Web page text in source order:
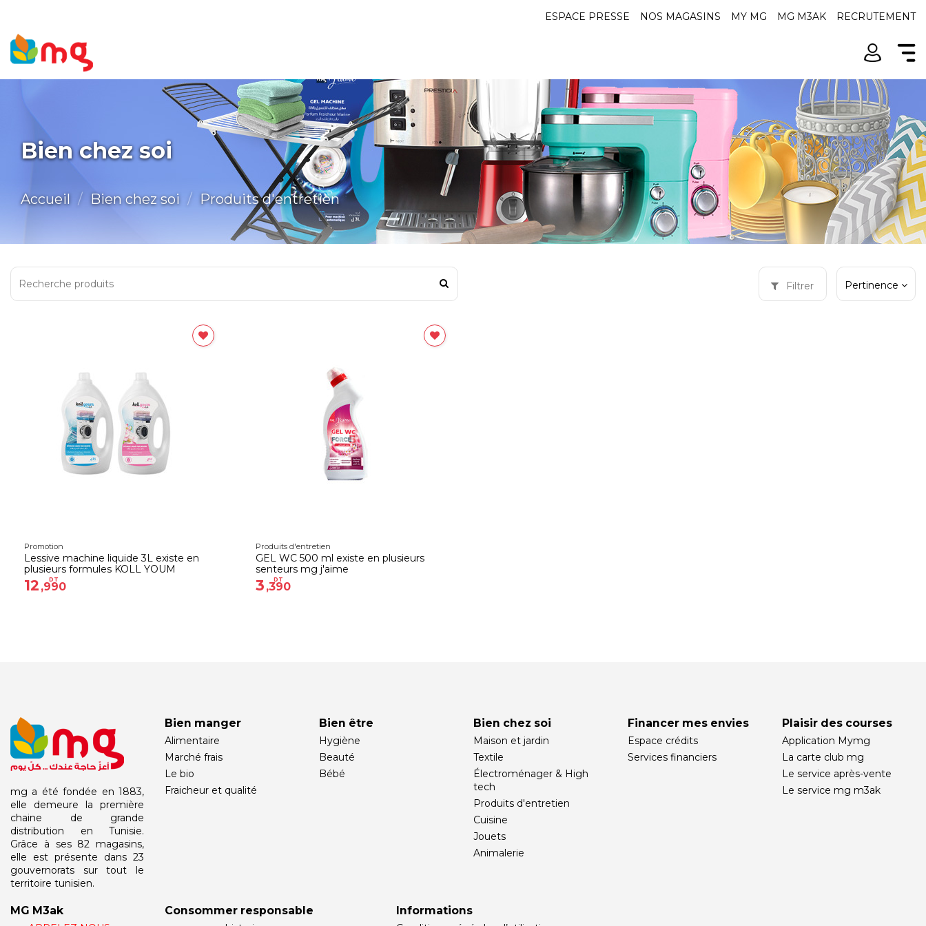
ESPACE PRESSE NOS MAGASINS MY MG MG M3AK RECRUTEMENT
Accueil Bien chez soi Produits d'entretien
Bien chez soi
Filtrer Pertinence
Promotion
Lessive machine liquide 3L existe en
plusieurs formules KOLL YOUM
12 ,990
DT
Produits d'entretien
GEL WC 500 ml existe en plusieurs
senteurs mg j'aime
3 ,390
DT
mg a été fondée en 1883,
elle demeure la première
chaine de grande
distribution en Tunisie.
Grâce à ses 82 magasins,
elle est présente dans 23
gouvernorats sur tout le
territoire tunisien.
Bien manger
Alimentaire
Marché frais
Le bio
Fraicheur et qualité
Bien être
Hygiène
Beauté
Bébé
Bien chez soi
Maison et jardin
Textile
Électroménager & High
tech
Produits d'entretien
Cuisine
Jouets
Animalerie
Financer mes envies
Espace crédits
Services financiers
Plaisir des courses
Application Mymg
La carte club mg
Le service après-vente
Le service mg m3ak
MG M3ak Consommer responsable Informations